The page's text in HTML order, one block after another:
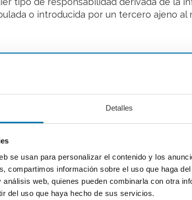
Detalles
se usan para personalizar el contenido y los
compartimos información sobre el uso que haga
web, quienes pueden combinarla con otra
del uso que haya hecho de sus servicios.
o introducida por un tercero ajeno al
(pequeños archivos de
determinadas funciones que son
Las cookies utilizadas tienen, en todo
al terminar la sesión del
no se utilizarán para la recogida de los
posible que el servidor donde se
sea más sencilla, permitiendo,